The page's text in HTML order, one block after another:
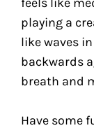
feels like
playing a
like waves
backwards
breath and
Have some